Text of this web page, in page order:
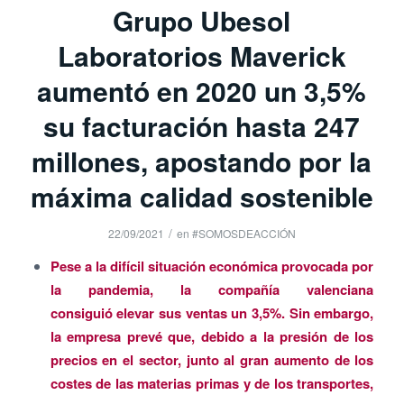
Grupo Ubesol
Laboratorios Maverick
aumentó en 2020 un 3,5%
su facturación hasta 247
millones, apostando por la
máxima calidad sostenible
22/09/2021 / en #SOMOSDEACCIÓN
Pese a la difícil situación económica provocada por
la pandemia, la compañía valenciana
consiguió elevar sus ventas un 3,5%. Sin embargo,
la empresa prevé que, debido a la presión de los
precios en el sector, junto al gran aumento de los
costes de las materias primas y de los transportes,